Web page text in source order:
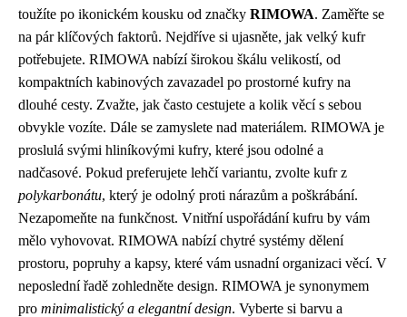
toužíte po ikonickém kousku od značky RIMOWA. Zaměřte se
na pár klíčových faktorů. Nejdříve si ujasněte, jak velký kufr
potřebujete. RIMOWA nabízí širokou škálu velikostí, od
kompaktních kabinových zavazadel po prostorné kufry na
dlouhé cesty. Zvažte, jak často cestujete a kolik věcí s sebou
obvykle vozíte. Dále se zamyslete nad materiálem. RIMOWA je
proslulá svými hliníkovými kufry, které jsou odolné a
nadčasové. Pokud preferujete lehčí variantu, zvolte kufr z
polykarbonátu, který je odolný proti nárazům a poškrábání.
Nezapomeňte na funkčnost. Vnitřní uspořádání kufru by vám
mělo vyhovovat. RIMOWA nabízí chytré systémy dělení
prostoru, popruhy a kapsy, které vám usnadní organizaci věcí. V
neposlední řadě zohledněte design. RIMOWA je synonymem
pro minimalistický a elegantní design. Vyberte si barvu a